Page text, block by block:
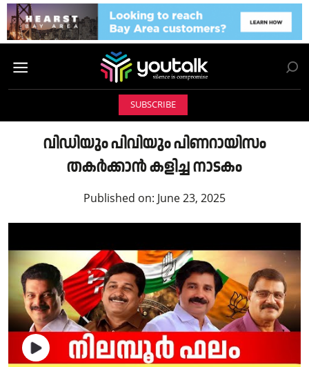
SUBSCRIBE
വിഡിയും പിവിയും പിണറായിസം
തകർക്കാൻ കളിച്ച നാടകം
Published on: June 23, 2025